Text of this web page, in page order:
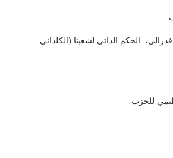
الحكم الذاتي لشعبنا (الكلداني
للحزب